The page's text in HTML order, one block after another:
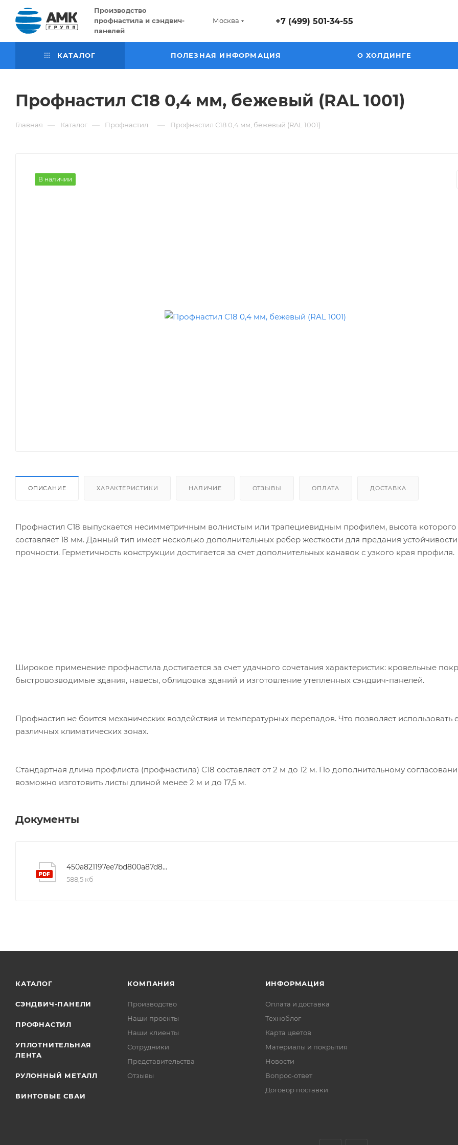
Производство
профнастила и сэндвич-
панелей
Москва +7 (499) 501-34-55
КАТАЛОГ ПОЛЕЗНАЯ ИНФОРМАЦИЯ О ХОЛДИНГЕ
Профнастил С18 0,4 мм, бежевый (RAL 1001)
Главная — Каталог — Профнастил — Профнастил С18 0,4 мм, бежевый (RAL 1001)
В наличии
ОПИСАНИЕ ХАРАКТЕРИСТИКИ НАЛИЧИЕ ОТЗЫВЫ ОПЛАТА ДОСТАВКА
Профнастил С18 выпускается несимметричным волнистым или трапециевидным профилем, высота которого
составляет 18 мм. Данный тип имеет несколько дополнительных ребер жесткости для предания
прочности. Герметичность конструкции достигается за счет дополнительных канавок с узкого края профиля.
Широкое применение профнастила достигается за счет удачного сочетания характеристик: кровельные
быстровозводимые здания, навесы, облицовка зданий и изготовление утепленных сэндвич-панелей.
Профнастил не боится механических воздействия и температурных перепадов. Что позволяет использовать
различных климатических зонах.
Стандартная длина профлиста (профнастила) С18 составляет от 2 м до 12 м. По дополнительному
возможно изготовить листы длиной менее 2 м и до 17,5 м.
Документы
450a821197ee7bd800a87d8bd1f22a33
588,5 кб
КАТАЛОГ
СЭНДВИЧ-ПАНЕЛИ
ПРОФНАСТИЛ
УПЛОТНИТЕЛЬНАЯ
ЛЕНТА
РУЛОННЫЙ МЕТАЛЛ
ВИНТОВЫЕ СВАИ
КОМПАНИЯ
Производство
Наши проекты
Наши клиенты
Сотрудники
Представительства
Отзывы
ИНФОРМАЦИЯ
Оплата и доставка
Техноблог
Карта цветов
Материалы и покрытия
Новости
Вопрос-ответ
Договор поставки